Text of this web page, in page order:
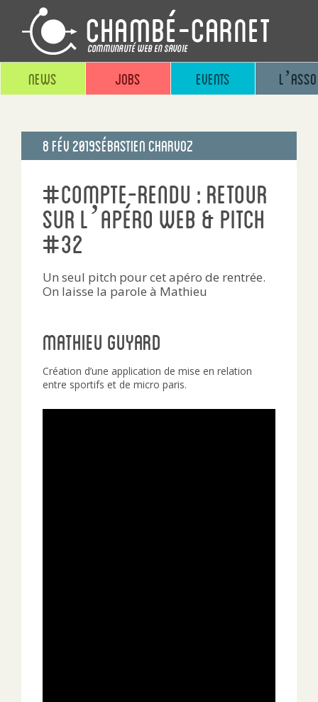
News Jobs Events L’asso
Publié
8 Fév 2019Sébastien Charvoz
#compte-rendu : retour
sur l’apéro web & pitch
#32
Un seul pitch pour cet apéro de rentrée.
On laisse la parole à Mathieu
Mathieu Guyard
Création d’une application de mise en relation
entre sportifs et de micro paris.